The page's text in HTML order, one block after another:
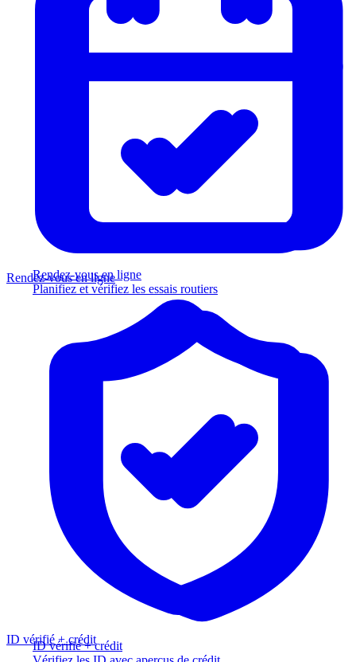
Rendez-vous en ligne
Planifiez et vérifiez les essais routiers
ID vérifié + crédit
Rendez-vous en ligne
ID vérifié + crédit